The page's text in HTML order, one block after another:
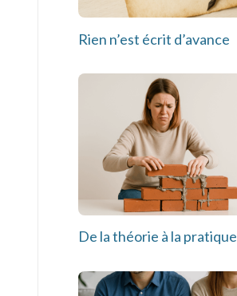
Rien n’est écrit d’avance
De la théorie à la pratique